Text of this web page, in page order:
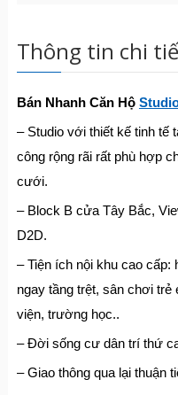
Thông tin chi
Bán Nhanh Căn Hộ
– Studio với thiết kế tinh tế
công rộng rãi rất phù hợp
cưới.
– Block B cửa Tây Bắc,
D2D.
– Tiện ích nội khu cao cấp:
ngay tầng trệt, sân chơi trẻ
viện, trường học..
– Đời sống cư dân trí thứ
– Giao thông qua lại thuận